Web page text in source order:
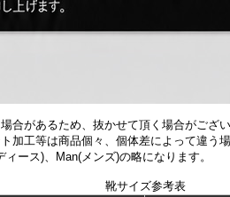
があるため、抜かせて頂く場合がござ
加工等は商品個々、個体差によって違う
ース)、Man(メンズ)の略になります。
靴サイズ参考表